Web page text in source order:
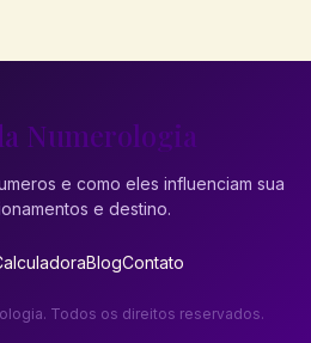
Numerologia
e como eles influenciam sua
e destino.
BlogContato
Todos os direitos reservados.